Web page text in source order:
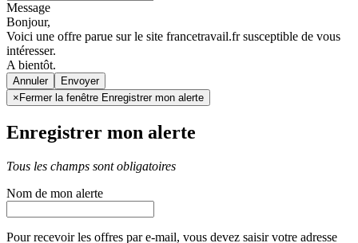
Message
Bonjour,
Voici une offre parue sur le site francetravail.fr susceptible de vous
intéresser.
A bientôt.
Annuler
× Fermer la fenêtre Enregistrer mon alerte
Enregistrer mon alerte
Tous les champs sont obligatoires
Nom de mon alerte
Pour recevoir les offres par e-mail, vous devez saisir votre adresse